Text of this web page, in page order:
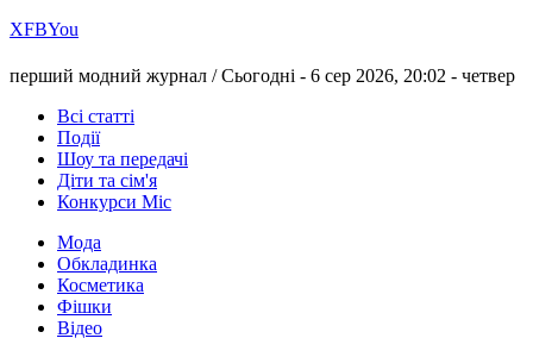
ХFBYou
перший модний журнал /Сьогодні - 6 сер 2026, 20:02 - четвер
Всі статті
Події
Шоу та передачі
Діти та сім'я
Конкурси Міс
Мода
Обкладинка
Косметика
Фішки
Відео